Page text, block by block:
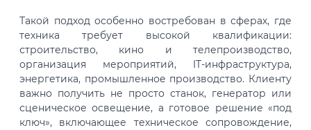
Такой подход особенно востребован в сферах, где
техника требует высокой квалификации:
строительство, кино и телепроизводство,
организация мероприятий, IT-инфраструктура,
энергетика, промышленное производство. Клиенту
важно получить не просто станок, генератор или
сценическое освещение, а готовое решение «под
ключ», включающее техническое сопровождение,